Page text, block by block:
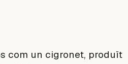
com un cigronet, produït